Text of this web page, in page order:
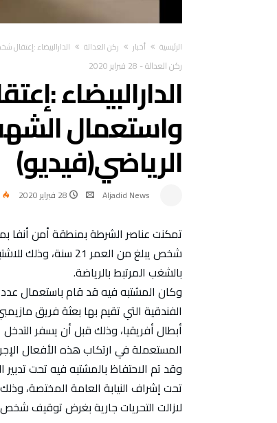
‫الرئيسية‬ أخبار ركن العدالة الدارالبيضاء
ركن العدالة- 28 فبراير 2020
الدارالبيضاء
واستعمال
الرياضي(فيديو)
Aljadid News 28 فبراير 2020
شخص يبلغ من العمر
بالشغب المرتبط بالرياضة.
وكان المشتبه فيه قد قام باستعمال
الفندقية التي تقيم بها بعثة فريق
أبطال أفريقيا، وذلك قبل أن يسفر
المستعملة في ارتكاب هذه الأفعال
وقد تم الاحتفاظ بالمشتبه فيه تحت
تحت إشراف النيابة العامة المختصة،
لازالت التحريات جارية بغرض توقيف